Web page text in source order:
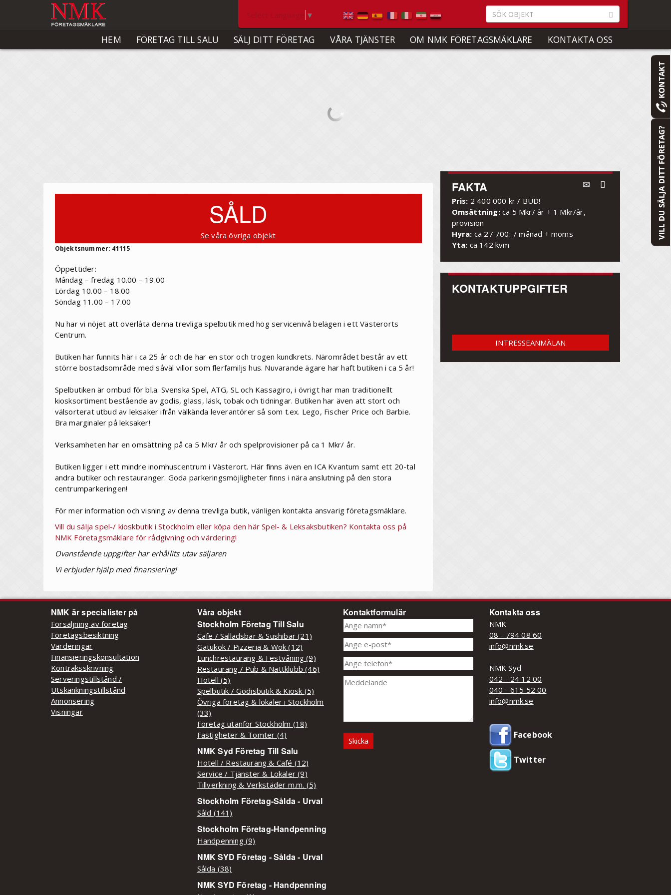
Select Language ▼
HEM FÖRETAG TILL SALU SÄLJ DITT FÖRETAG VÅRA TJÄNSTER OM NMK FÖRETAGSMÄKLARE KONTAKTA OSS
SÅLD
Se våra övriga objekt
Objektsnummer: 41115
Öppettider:
Måndag – fredag 10.00 – 19.00
Lördag 10.00 – 18.00
Söndag 11.00 – 17.00
Nu har vi nöjet att överlåta denna trevliga spelbutik med hög servicenivå belägen i ett Västerorts
Centrum.
Butiken har funnits här i ca 25 år och de har en stor och trogen kundkrets. Närområdet består av ett
större bostadsområde med såväl villor som flerfamiljs hus. Nuvarande ägare har haft butiken i ca 5 år!
Spelbutiken är ombud för bl.a. Svenska Spel, ATG, SL och Kassagiro, i övrigt har man traditionellt
kiosksortiment bestående av godis, glass, läsk, tobak och tidningar. Butiken har även att stort och
välsorterat utbud av leksaker ifrån välkända leverantörer så som t.ex. Lego, Fischer Price och Barbie.
Bra marginaler på leksaker!
Verksamheten har en omsättning på ca 5 Mkr/ år och spelprovisioner på ca 1 Mkr/ år.
Butiken ligger i ett mindre inomhuscentrum i Västerort. Här finns även en ICA Kvantum samt ett 20-tal
andra butiker och restauranger. Goda parkeringsmöjligheter finns i nära anslutning på den stora
centrumparkeringen!
För mer information och visning av denna trevliga butik, vänligen kontakta ansvarig företagsmäklare.
Vill du sälja spel-/ kioskbutik i Stockholm eller köpa den här Spel- & Leksaksbutiken? Kontakta oss på
NMK Företagsmäklare för rådgivning och värdering!
Ovanstående uppgifter har erhållits utav säljaren
Vi erbjuder hjälp med finansiering!
FAKTA
Pris: 2 400 000 kr / BUD!
Omsättning: ca 5 Mkr/ år + 1 Mkr/år,
provision
Hyra: ca 27 700:-/ månad + moms
Yta: ca 142 kvm
KONTAKTUPPGIFTER
INTRESSEANMÄLAN
NMK är specialister på
Försäljning av företag
Företagsbesiktning
Värderingar
Finansieringskonsultation
Kontraksskrivning
Serveringstillstånd /
Utskänkningstillstånd
Annonsering
Visningar
Våra objekt
Stockholm Företag Till Salu
Cafe / Salladsbar & Sushibar (21)
Gatukök / Pizzeria & Wok (12)
Lunchrestaurang & Festvåning (9)
Restaurang / Pub & Nattklubb (46)
Hotell (5)
Spelbutik / Godisbutik & Kiosk (5)
Övriga företag & lokaler i Stockholm
(33)
Företag utanför Stockholm (18)
Fastigheter & Tomter (4)
NMK Syd Företag Till Salu
Hotell / Restaurang & Café (12)
Service / Tjänster & Lokaler (9)
Tillverkning & Verkstäder m.m. (5)
Stockholm Företag-Sålda - Urval
Såld (141)
Stockholm Företag-Handpenning
Handpenning (9)
NMK SYD Företag - Sålda - Urval
Sålda (38)
NMK SYD Företag - Handpenning
Kontaktformulär Kontakta oss
NMK
08 - 794 08 60
info@nmk.se
NMK Syd
042 - 24 12 00
040 - 615 52 00
info@nmk.se
Facebook
Twitter